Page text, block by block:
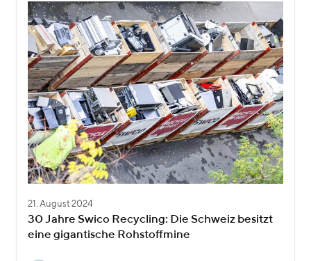
21. August 2024
30 Jahre Swico Recycling: Die Schweiz besitzt
eine gigantische Rohstoffmine